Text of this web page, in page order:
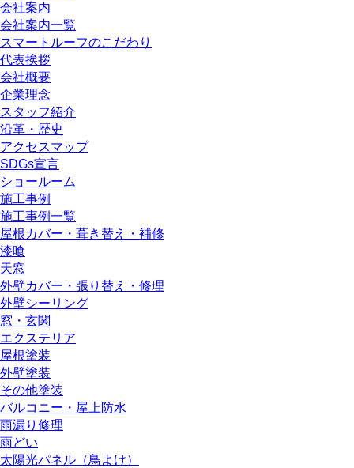
会社案内
会社案内一覧
スマートルーフのこだわり
代表挨拶
会社概要
企業理念
スタッフ紹介
沿革・歴史
アクセスマップ
SDGs宣言
ショールーム
施工事例
施工事例一覧
屋根カバー・葺き替え・補修
漆喰
天窓
外壁カバー・張り替え・修理
外壁シーリング
窓・玄関
エクステリア
屋根塗装
外壁塗装
その他塗装
バルコニー・屋上防水
雨漏り修理
雨どい
太陽光パネル（鳥よけ）